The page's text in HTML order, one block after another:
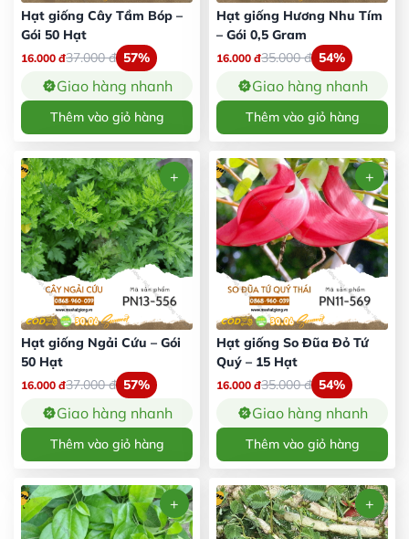
Hạt giống Cây Tầm Bóp –
Gói 50 Hạt
16.000 đ37.000đ 57%
Giao hàng nhanh
Thêm vào giỏ hàng
Hạt giống Hương Nhu Tím
– Gói 0,5 Gram
16.000 đ35.000đ 54%
Giao hàng nhanh
Thêm vào giỏ hàng
Hạt giống Ngải Cứu – Gói
50 Hạt
16.000 đ37.000đ 57%
Giao hàng nhanh
Thêm vào giỏ hàng
Hạt giống So Đũa Đỏ Tứ
Quý – 15 Hạt
16.000 đ35.000đ 54%
Giao hàng nhanh
Thêm vào giỏ hàng